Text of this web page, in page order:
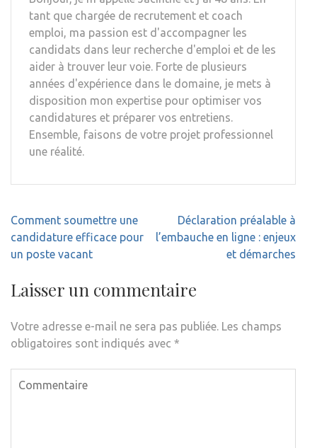
tant que chargée de recrutement et coach
emploi, ma passion est d'accompagner les
candidats dans leur recherche d'emploi et de les
aider à trouver leur voie. Forte de plusieurs
années d'expérience dans le domaine, je mets à
disposition mon expertise pour optimiser vos
candidatures et préparer vos entretiens.
Ensemble, faisons de votre projet professionnel
une réalité.
Navigation
de
l’article
Comment soumettre une
candidature efficace pour
un poste vacant
Déclaration préalable à
l’embauche en ligne : enjeux
et démarches
Laisser un commentaire
Votre adresse e-mail ne sera pas publiée. Les champs
obligatoires sont indiqués avec *